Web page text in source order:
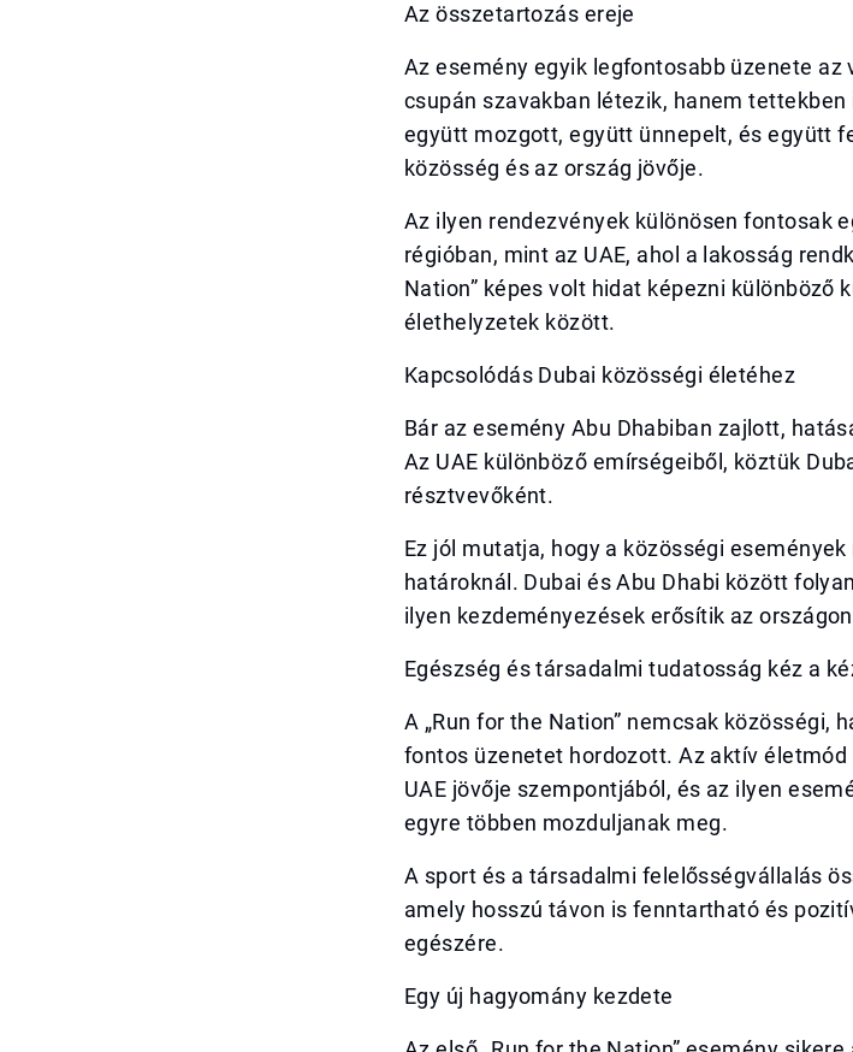
Az összetartozás ereje
Az esemény egyik legfontosabb üzenete
csupán szavakban létezik, hanem
együtt mozgott, együtt ünnepelt, és együtt
közösség és az ország jövője.
Az ilyen rendezvények különösen fontosak
régióban, mint az UAE, ahol a lakosság
Nation” képes volt hidat képezni különböző
élethelyzetek között.
Kapcsolódás Dubai közösségi életéhez
Bár az esemény Abu Dhabiban zajlott,
Az UAE különböző emírségeiből, köztük
résztvevőként.
Ez jól mutatja, hogy a közösségi
határoknál. Dubai és Abu Dhabi között
ilyen kezdeményezések erősítik az
Egészség és társadalmi tudatosság kéz a
A „Run for the Nation” nemcsak közösségi,
fontos üzenetet hordozott. Az aktív
UAE jövője szempontjából, és az ilyen
egyre többen mozduljanak meg.
A sport és a társadalmi felelősségvállalás
amely hosszú távon is fenntartható és
egészére.
Egy új hagyomány kezdete